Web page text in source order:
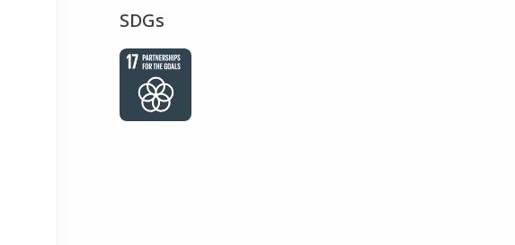
SDGs